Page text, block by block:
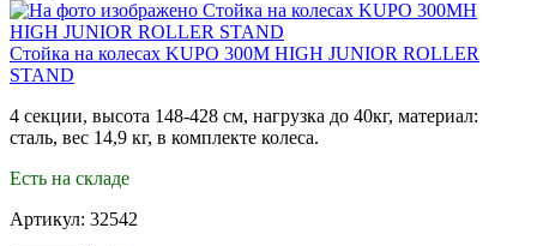
Стойка на колесах KUPO 300M HIGH JUNIOR ROLLER
STAND
4 секции, высота 148-428 см, нагрузка до 40кг, материал:
сталь, вес 14,9 кг, в комплекте колеса.
Есть на складе
Артикул: 32542